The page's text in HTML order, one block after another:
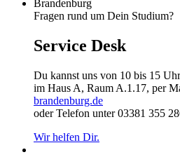
Fragen rund um Dein Studium?
Service Desk
Du kannst uns von 10 bis 15
im Haus A, Raum A.1.17, per
brandenburg.de
oder Telefon unter 03381 355
Wir helfen Dir.